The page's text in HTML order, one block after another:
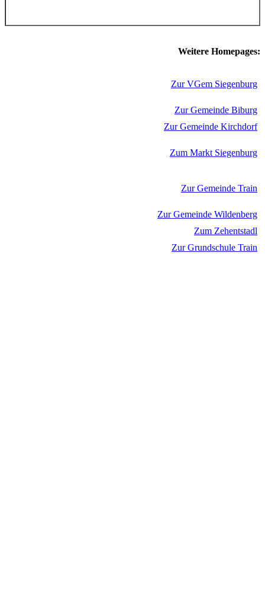
Weitere Homepages:
Zur VGem Siegenburg
Zur Gemeinde Biburg
Zur Gemeinde Kirchdorf
Zum Markt Siegenburg
Zur Gemeinde Train
Zur Gemeinde Wildenberg
Zum Zehentstadl
Zur Grundschule Train